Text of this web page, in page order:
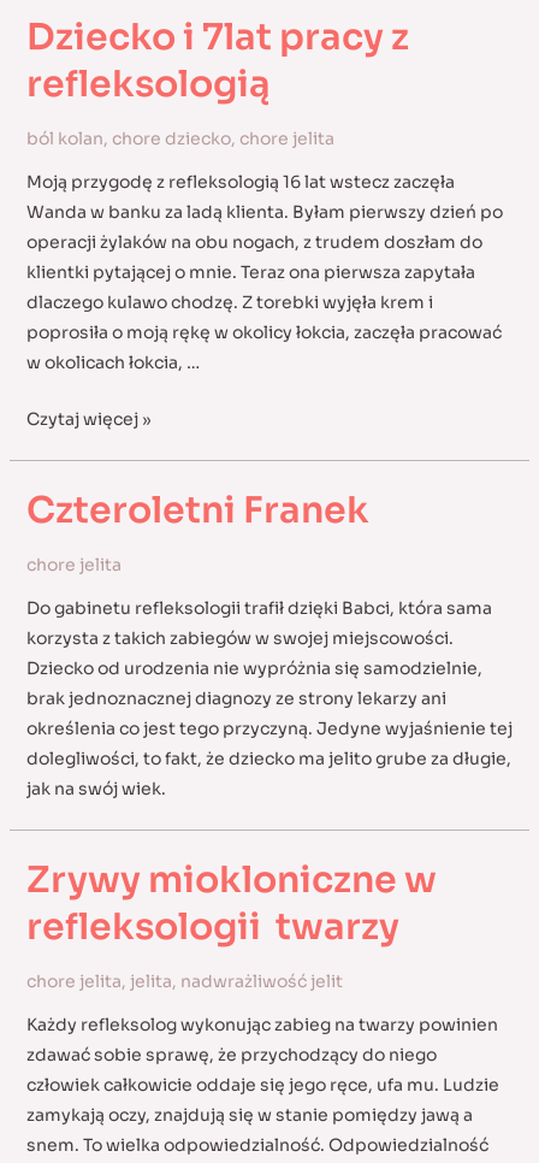
Dziecko i 7lat pracy z
refleksologią
ból kolan, chore dziecko, chore jelita
Moją przygodę z refleksologią 16 lat wstecz zaczęła
Wanda w banku za ladą klienta. Byłam pierwszy dzień po
operacji żylaków na obu nogach, z trudem doszłam do
klientki pytającej o mnie. Teraz ona pierwsza zapytała
dlaczego kulawo chodzę. Z torebki wyjęła krem i
poprosiła o moją rękę w okolicy łokcia, zaczęła pracować
w okolicach łokcia, …
Dziecko
pracy
refleksologią
Czytaj więcej »
Czteroletni Franek
chore jelita
Do gabinetu refleksologii trafił dzięki Babci, która sama
korzysta z takich zabiegów w swojej miejscowości.
Dziecko od urodzenia nie wypróżnia się samodzielnie,
brak jednoznacznej diagnozy ze strony lekarzy ani
określenia co jest tego przyczyną. Jedyne wyjaśnienie tej
dolegliwości, to fakt, że dziecko ma jelito grube za długie,
jak na swój wiek.
Zrywy miokloniczne w
refleksologii twarzy
chore jelita, jelita, nadwrażliwość jelit
Każdy refleksolog wykonując zabieg na twarzy powinien
zdawać sobie sprawę, że przychodzący do niego
człowiek całkowicie oddaje się jego ręce, ufa mu. Ludzie
zamykają oczy, znajdują się w stanie pomiędzy jawą a
snem. To wielka odpowiedzialność. Odpowiedzialność